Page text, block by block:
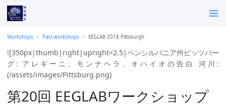
Workshops Past workshops EEGLAB 2018 Pittsburgh
![350px|thumb|right|upright=2.5|ペンシルバニア州ピッツバー
グ: アレギーニ、モンナヘラ、オハイオの告白 河川:
(/assets/images/Pittsburg.png)
第20回 EEGLABワークショップ